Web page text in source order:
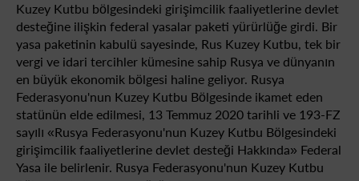
Kuzey Kutbu bölgesindeki girişimcilik faaliyetlerine devlet
desteğine ilişkin federal yasalar paketi yürürlüğe girdi. Bir
yasa paketinin kabulü sayesinde, Rus Kuzey Kutbu, tek bir
vergi ve idari tercihler kümesine sahip Rusya ve dünyanın
en büyük ekonomik bölgesi haline geliyor. Rusya
Federasyonu'nun Kuzey Kutbu Bölgesinde ikamet eden
statünün elde edilmesi, 13 Temmuz 2020 tarihli ve 193-FZ
sayılı «Rusya Federasyonu'nun Kuzey Kutbu Bölgesindeki
girişimcilik faaliyetlerine devlet desteği Hakkında» Federal
Yasa ile belirlenir. Rusya Federasyonu'nun Kuzey Kutbu